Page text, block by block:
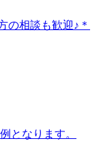
の相談も歓迎♪＊
となります。